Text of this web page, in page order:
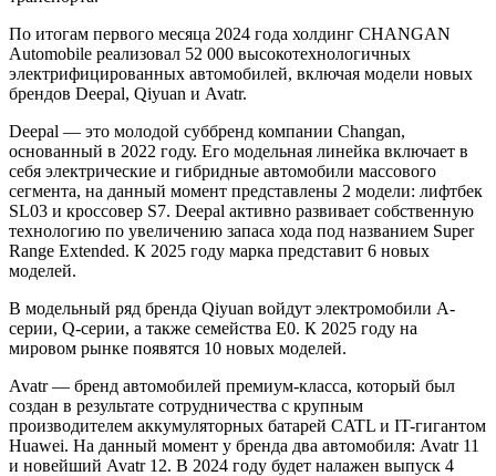
По итогам первого месяца 2024 года холдинг CHANGAN
Automobile реализовал 52 000 высокотехнологичных
электрифицированных автомобилей, включая модели новых
брендов Deepal, Qiyuan и Avatr.
Deepal — это молодой суббренд компании Changan,
основанный в 2022 году. Его модельная линейка включает в
себя электрические и гибридные автомобили массового
сегмента, на данный момент представлены 2 модели: лифтбек
SL03 и кроссовер S7. Deepal активно развивает собственную
технологию по увеличению запаса хода под названием Super
Range Extended. К 2025 году марка представит 6 новых
моделей.
В модельный ряд бренда Qiyuan войдут электромобили A-
серии, Q-серии, а также семейства E0. К 2025 году на
мировом рынке появятся 10 новых моделей.
Avatr — бренд автомобилей премиум-класса, который был
создан в результате сотрудничества с крупным
производителем аккумуляторных батарей CATL и IT-гигантом
Huawei. На данный момент у бренда два автомобиля: Avatr 11
и новейший Avatr 12. В 2024 году будет налажен выпуск 4